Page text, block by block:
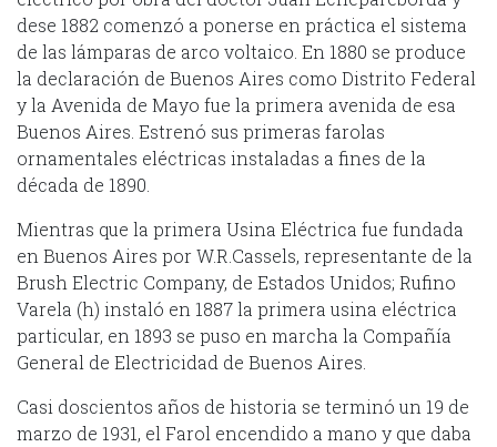
dese 1882 comenzó a ponerse en práctica el sistema
de las lámparas de arco voltaico. En 1880 se produce
la declaración de Buenos Aires como Distrito Federal
y la Avenida de Mayo fue la primera avenida de esa
Buenos Aires. Estrenó sus primeras farolas
ornamentales eléctricas instaladas a fines de la
década de 1890.
Mientras que la primera Usina Eléctrica fue fundada
en Buenos Aires por W.R.Cassels, representante de la
Brush Electric Company, de Estados Unidos; Rufino
Varela (h) instaló en 1887 la primera usina eléctrica
particular, en 1893 se puso en marcha la Compañía
General de Electricidad de Buenos Aires.
Casi doscientos años de historia se terminó un 19 de
marzo de 1931, el Farol encendido a mano y que daba